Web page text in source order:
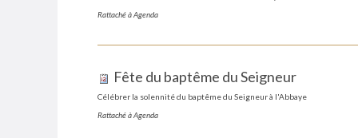
Rattaché àAgenda
Fête du baptême du Seigneur
Célébrer la solennité du baptême du Seigneur à l'Abbaye
Rattaché àAgenda